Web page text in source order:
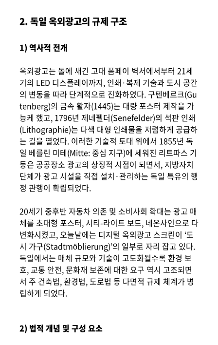
2. 독일 옥외광고의 규제 구조
1) 역사적 전개
옥외광고는 돌에 새긴 고대 폼페이 벽서에서부터 21세
기의 LED 디스플레이까지, 인쇄·복제 기술과 도시 공간
의 변동을 따라 단계적으로 진화하였다. 구텐베르크(Gu
tenberg)의 금속 활자(1445)는 대량 포스터 제작을 가
능케 했고, 1796년 제네펠더(Senefelder)의 석판 인쇄
(Lithographie)는 다색 대형 인쇄물을 저렴하게 공급하
는 길을 열었다. 이러한 기술적 토대 위에서 1855년 독
일 베를린 미테(Mitte: 중심 지구)에 세워진 리트파스 기
둥은 공공장소 광고의 상징적 시점이 되면서, 지방자치
단체가 광고 시설을 직접 설치·관리하는 독일 특유의 행
정 관행이 확립되었다.
20세기 중후반 자동차 의존 및 소비사회 확대는 광고 매
체를 초대형 포스터, 시티-라이트 보드, 네온사인으로 다
변화시켰고, 오늘날에는 디지털 옥외광고 스크린이 ‘도
시 가구(Stadtmöblierung)’의 일부로 자리 잡고 있다.
독일에서는 매체 규모와 기술이 고도화될수록 환경 보
호, 교통 안전, 문화재 보존에 대한 요구 역시 고조되면
서 주 건축법, 환경법, 도로법 등 다면적 규제 체계가 병
립하게 되었다.
2) 법적 개념 및 구성 요소